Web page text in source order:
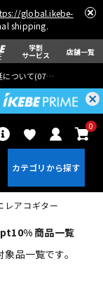
global.ikebe-
shipping.
学割
サービス 店舗一覧
について(07月29日
0
レアコギター
商品一覧
品一覧です。